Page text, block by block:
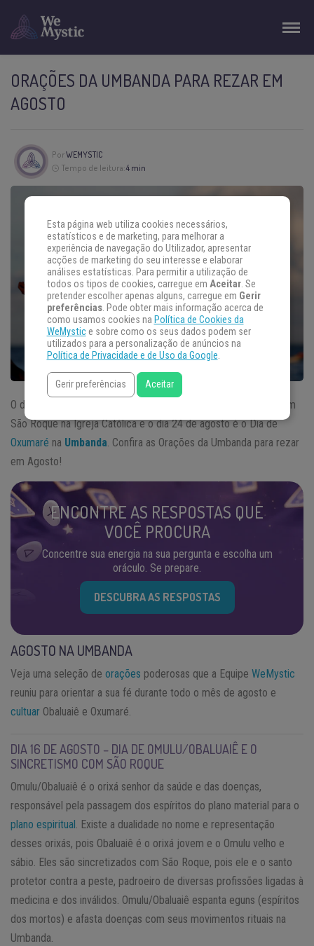
ORAÇÕES DA UMBANDA PARA REZAR EM
AGOSTO
PorWEMYSTIC
Tempo de leitura:4 min
O dia 16 de agosto é o Dia de
(Omulu) sincretizado com
São Roque na Igreja Católica e o dia 24 de agosto é o Dia de
Oxumaré na Umbanda . Confira as Orações da Umbanda para rezar
em Agosto!
ENCONTRE AS RESPOSTAS QUE
VOCÊ PROCURA
Concentre sua energia na sua pergunta e escolha um
oráculo. Se prepare.
DESCUBRA AS RESPOSTAS
AGOSTO NA UMBANDA
Veja uma seleção de orações poderosas que a Equipe WeMystic
reuniu para orientar a sua fé durante todo o mês de agosto e
cultuar Obaluaiê e Oxumaré.
DIA 16 DE AGOSTO – DIA DE OMULU/OBALUAIÊ E O
SINCRETISMO COM SÃO ROQUE
Omulu/Obaluaiê é o orixá senhor da saúde e das doenças,
responsável pela passagem dos espíritos do plano material para o
plano espiritual . Existe a dualidade no nome e representação
desses orixás, pois Obaluaiê é o orixá jovem e o Omulu velho e
sábio. Eles são sincretizados com São Roque, pois ele e o santo
protetor contra a peste, padroeiro de diversas profissões ligadas à
medicina e dos inválidos. Omulu/Obaluaiê espanta eguns (espíritos
dos mortos) e afasta doenças com seus movimentos rituais na
Umbanda.
Esta página web utiliza cookies necessários,
estatísticos e de marketing, para melhorar a
experiência de navegação do Utilizador, apresentar
acções de marketing do seu interesse e elaborar
análises estatísticas. Para permitir a utilização de
todos os tipos de cookies, carregue em Aceitar. Se
pretender escolher apenas alguns, carregue em Gerir
preferências. Pode obter mais informação acerca de
como usamos cookies na Política de Cookies da
WeMystice sobre como os seus dados podem ser
utilizados para a personalização de anúncios na
Política de Privacidade e de Uso da Google.
Gerir preferências Aceitar